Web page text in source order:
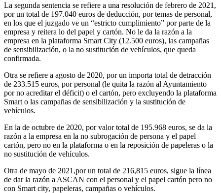
La segunda sentencia se refiere a una resolución de febrero de 2021,
por un total de 197.040 euros de deducción, por temas de personal,
en los que el juzgado ve un “estricto cumplimiento” por parte de la
empresa y reitera lo del papel y cartón. No le da la razón a la
empresa en la plataforma Smart City (12.500 euros), las campañas
de sensibilización, o la no sustitución de vehículos, que queda
confirmada.
Otra se refiere a agosto de 2020, por un importa total de detracción
de 233.515 euros, por personal (le quita la razón al Ayuntamiento
por no acreditar el déficit) o el cartón, pero excluyendo la plataforma
Smart o las campañas de sensibilización y la sustitución de
vehículos.
En la de octubre de 2020, por valor total de 195.968 euros, se da la
razón a la empresa en la no subrogación de persona y el papel
cartón, pero no en la plataforma o en la reposición de papeleras o la
no sustitución de vehículos.
Otra de mayo de 2021,por un total de 216,815 euros, sigue la línea
de dar la razón a ASCAN con el personal y el papel cartón pero no
con Smart city, papeleras, campañas o vehículos.